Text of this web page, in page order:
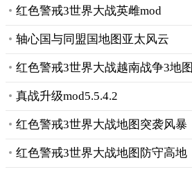
红色警戒3世界大战英雌mod
轴心国与同盟国地图亚太风云
红色警戒3世界大战越南战争3地图
真战升级mod5.5.4.2
红色警戒3世界大战地图突袭风暴
红色警戒3世界大战地图防守高地